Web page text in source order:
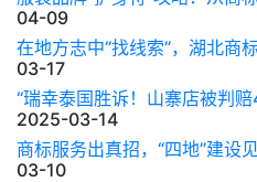
04-09
在地方志中“找线索”，湖北商
03-17
“瑞幸泰国胜诉！山寨店被判
2025-03-14
商标服务出真招，“四地”建设
03-10